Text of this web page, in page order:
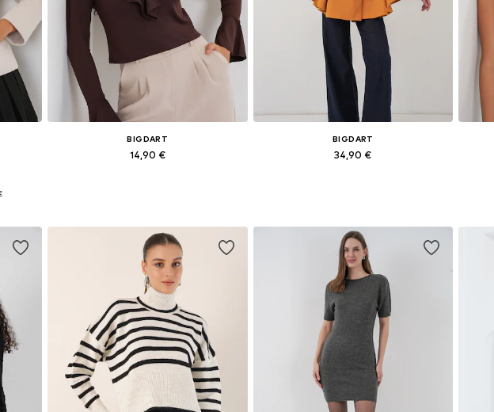
BIGDART
14,90 €
BIGDART
34,90 €